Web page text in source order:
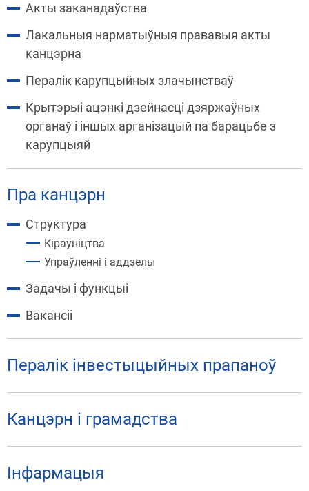
Акты заканадаўства
Лакальныя нарматыўныя прававыя акты
канцэрна
Пералік карупцыйных злачынстваў
Крытэрыі ацэнкі дзейнасці дзяржаўных
органаў і іншых арганізацый па барацьбе з
карупцыяй
Пра канцэрн
Структура
Кіраўніцтва
Упраўленні і аддзелы
Задачы і функцыі
Вакансіі
Пералік інвестыцыйных прапаноў
Канцэрн і грамадства
Iнфармацыя